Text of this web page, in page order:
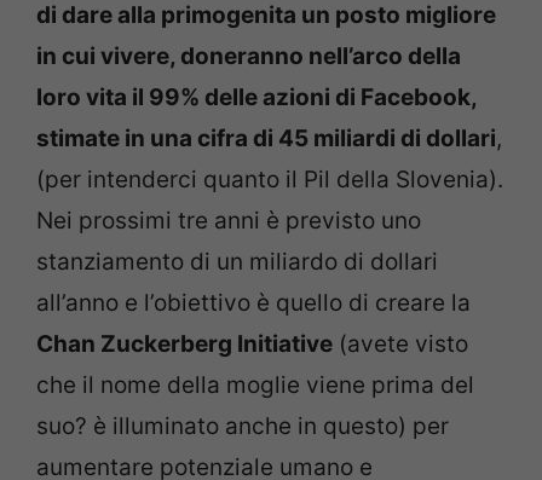
di dare alla primogenita un posto migliore
in cui vivere, doneranno nell’arco della
loro vita il 99% delle azioni di Facebook,
stimate in una cifra di 45 miliardi di dollari,
(per intenderci quanto il Pil della Slovenia).
Nei prossimi tre anni è previsto uno
stanziamento di un miliardo di dollari
all’anno e l’obiettivo è quello di creare la
Chan Zuckerberg Initiative (avete visto
che il nome della moglie viene prima del
suo? è illuminato anche in questo) per
aumentare potenziale umano e